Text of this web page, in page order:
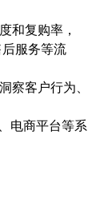
和复购率，
服务等流
察客户行为、
电商平台等系